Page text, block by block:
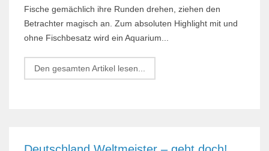
Fische gemächlich ihre Runden drehen, ziehen den
Betrachter magisch an. Zum absoluten Highlight mit und
ohne Fischbesatz wird ein Aquarium...
Den gesamten Artikel lesen...